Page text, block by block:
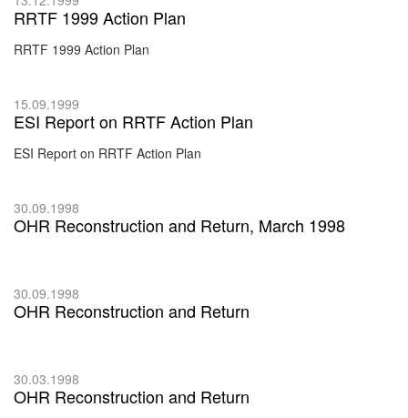
RRTF 1999 Action Plan
RRTF 1999 Action Plan
15.09.1999
ESI Report on RRTF Action Plan
ESI Report on RRTF Action Plan
30.09.1998
OHR Reconstruction and Return, March 1998
30.09.1998
OHR Reconstruction and Return
30.03.1998
OHR Reconstruction and Return